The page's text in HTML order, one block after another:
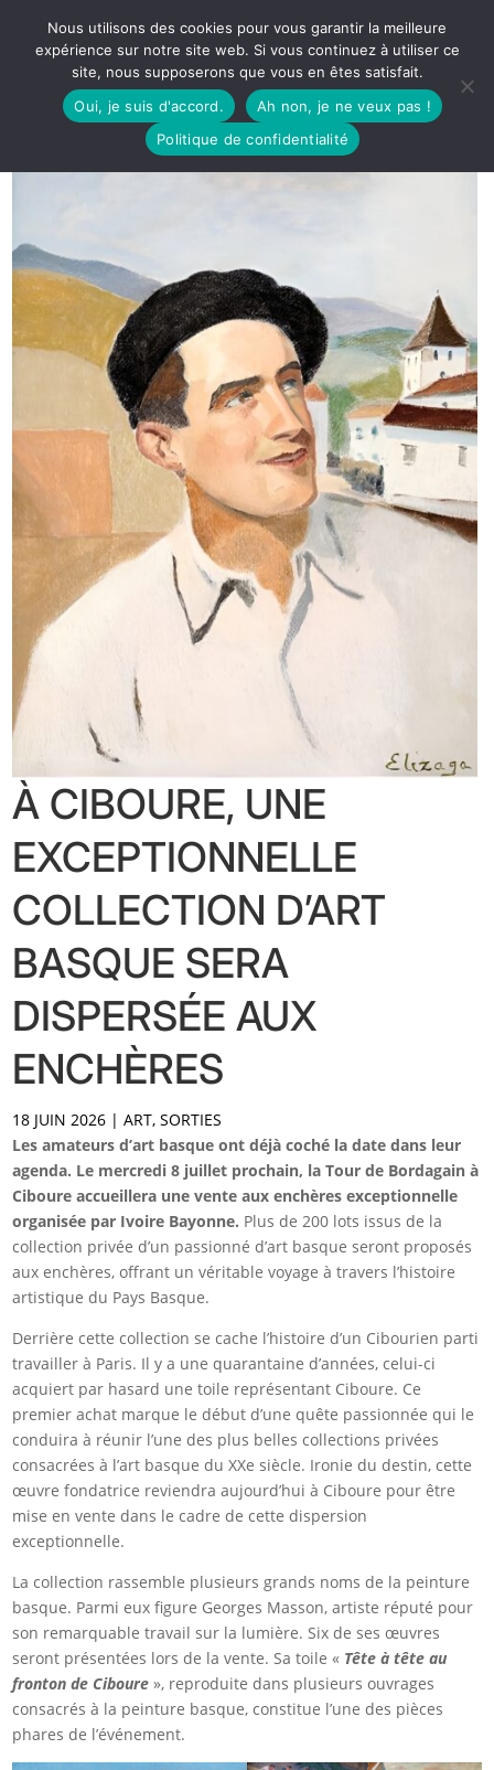
À CIBOURE, UNE
EXCEPTIONNELLE
COLLECTION D’ART
BASQUE SERA
DISPERSÉE AUX
ENCHÈRES
18 JUIN 2026 |ART,SORTIES
Les amateurs d’art basque ont déjà coché la date dans leur
agenda. Le mercredi 8 juillet prochain, la Tour de Bordagain à
Ciboure accueillera une vente aux enchères exceptionnelle
organisée par Ivoire Bayonne. Plus de 200 lots issus de la
collection privée d’un passionné d’art basque seront proposés
aux enchères, offrant un véritable voyage à travers l’histoire
artistique du Pays Basque.
Derrière cette collection se cache l’histoire d’un Cibourien parti
travailler à Paris. Il y a une quarantaine d’années, celui-ci
acquiert par hasard une toile représentant Ciboure. Ce
premier achat marque le début d’une quête passionnée qui le
conduira à réunir l’une des plus belles collections privées
consacrées à l’art basque du XXe siècle. Ironie du destin, cette
œuvre fondatrice reviendra aujourd’hui à Ciboure pour être
mise en vente dans le cadre de cette dispersion
exceptionnelle.
La collection rassemble plusieurs grands noms de la peinture
basque. Parmi eux figure Georges Masson, artiste réputé pour
son remarquable travail sur la lumière. Six de ses œuvres
seront présentées lors de la vente. Sa toile « Tête à tête au
fronton de Ciboure», reproduite dans plusieurs ouvrages
consacrés à la peinture basque, constitue l’une des pièces
phares de l’événement.
Nous utilisons des cookies pour vous garantir la meilleure
expérience sur notre site web. Si vous continuez à utiliser ce
site, nous supposerons que vous en êtes satisfait.
Oui, je suis d'accord.
Ah non, je ne veux pas !
Politique de confidentialité